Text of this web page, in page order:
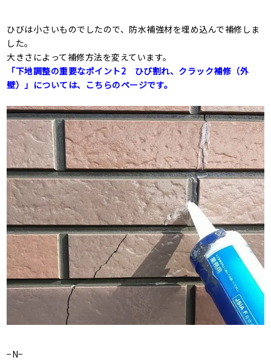
ひびは小さいものでしたので、防水補強材を埋め込んで補修しま
した。
大きさによって補修方法を変えています。
「下地調整の重要なポイント2 ひび割れ、クラック補修（外
壁）」については、こちらのページです。
−N−